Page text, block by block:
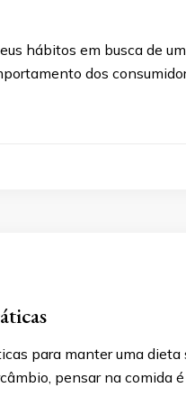
hábitos em busca de
dos
para manter uma dieta
pensar na comida